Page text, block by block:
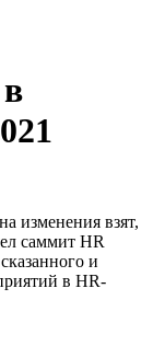
изменения взят,
саммит HR
и
в HR-